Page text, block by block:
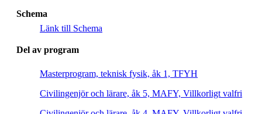
Schema
Länk till Schema
Del av program
Masterprogram, teknisk fysik, åk 1, TFYH
Civilingenjör och lärare, åk 5, MAFY, Villkorligt valfri